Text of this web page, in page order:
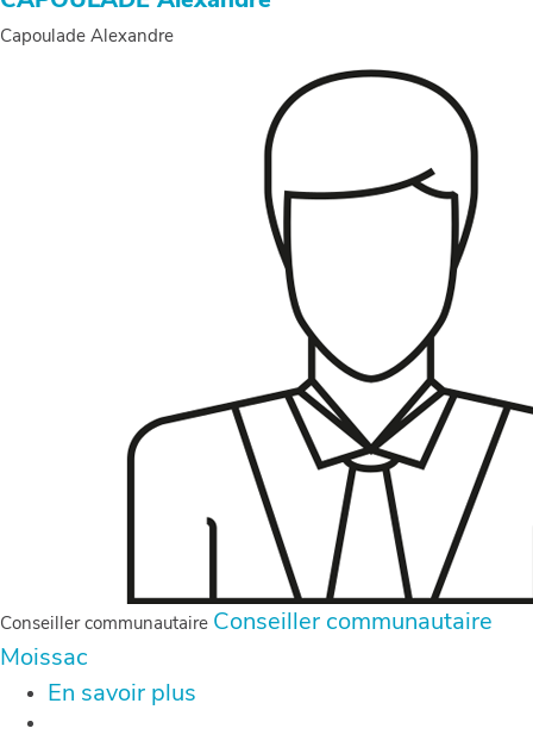
Capoulade Alexandre
Conseiller communautaire Conseiller communautaire
Moissac
En savoir plus